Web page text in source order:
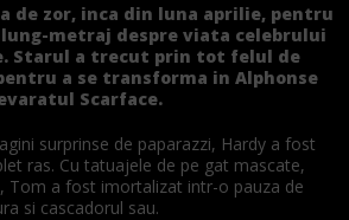
de zor, inca din luna aprilie, pentru
metraj despre viata celebrului
Starul a trecut prin tot felul de
a se transforma in Alphonse
Scarface.
surprinse de paparazzi, Hardy a fost
ras. Cu tatuajele de pe gat mascate,
Tom a fost imortalizat intr-o pauza de
si cascadorul sau.